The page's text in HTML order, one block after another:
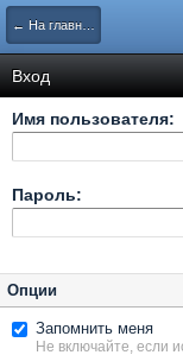
← На главную
Вход
Имя пользователя:
Пароль:
Опции
Запомнить меня
Не включайте, если